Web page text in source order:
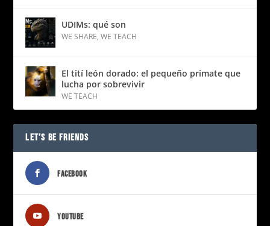
UDIMs: qué son
WE SHARE,WE TEACH
El tití león dorado: el pequeño primate que
lucha por sobrevivir
WE TEACH
LET’S BE FRIENDS
FACEBOOK
YOUTUBE